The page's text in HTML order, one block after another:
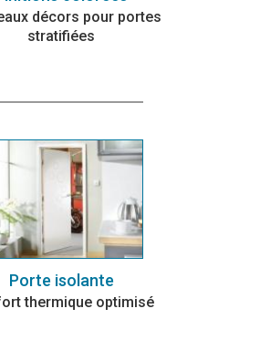
décors pour portes
stratifiées
Porte isolante
thermique optimisé